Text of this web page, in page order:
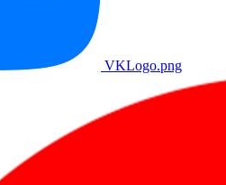
VKLogo.png